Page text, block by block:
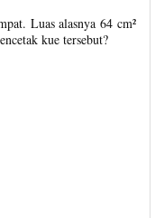
Luas alasnya 64 cm²
kue tersebut?